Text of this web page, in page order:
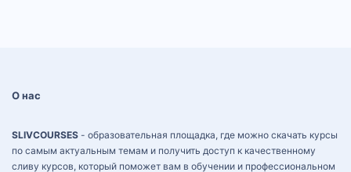
О нас
SLIVCOURSES - образовательная площадка, где можно скачать курсы
по самым актуальным темам и получить доступ к качественному
сливу курсов, который поможет вам в обучении и профессиональном